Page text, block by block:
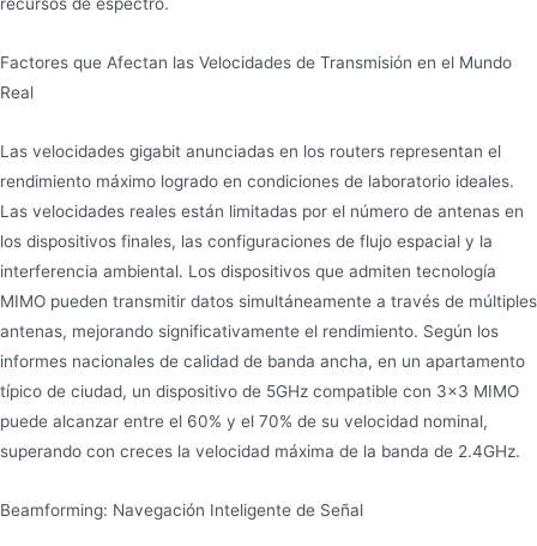
Factores que Afectan las Velocidades de Transmisión en el Mundo
Real
Las velocidades gigabit anunciadas en los routers representan el
rendimiento máximo logrado en condiciones de laboratorio ideales.
Las velocidades reales están limitadas por el número de antenas en
los dispositivos finales, las configuraciones de flujo espacial y la
interferencia ambiental. Los dispositivos que admiten tecnología
MIMO pueden transmitir datos simultáneamente a través de múltiples
antenas, mejorando significativamente el rendimiento. Según los
informes nacionales de calidad de banda ancha, en un apartamento
típico de ciudad, un dispositivo de 5GHz compatible con 3×3 MIMO
puede alcanzar entre el 60% y el 70% de su velocidad nominal,
superando con creces la velocidad máxima de la banda de 2.4GHz.
Beamforming: Navegación Inteligente de Señal